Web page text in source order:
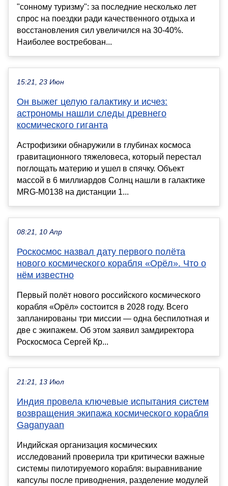
"сонному туризму": за последние несколько лет
спрос на поездки ради качественного отдыха и
восстановления сил увеличился на 30-40%.
Наиболее востребован...
15:21, 23 Июн
Он выжег целую галактику и исчез:
астрономы нашли следы древнего
космического гиганта
Астрофизики обнаружили в глубинах космоса
гравитационного тяжеловеса, который перестал
поглощать материю и ушел в спячку. Объект
массой в 6 миллиардов Солнц нашли в галактике
MRG-M0138 на дистанции 1...
08:21, 10 Апр
Роскосмос назвал дату первого полёта
нового космического корабля «Орёл». Что о
нём известно
Первый полёт нового российского космического
корабля «Орёл» состоится в 2028 году. Всего
запланированы три миссии — одна беспилотная и
две с экипажем. Об этом заявил замдиректора
Роскосмоса Сергей Кр...
21:21, 13 Июл
Индия провела ключевые испытания систем
возвращения экипажа космического корабля
Gaganyaan
Индийская организация космических
исследований проверила три критически важные
системы пилотируемого корабля: выравнивание
капсулы после приводнения, разделение модулей